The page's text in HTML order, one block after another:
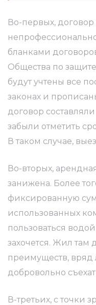
Во-первых,
бланками
Общества по
будут учтены все
законах и
договор
забыли отметить
В таком случае,
Во-вторых,
занижена. Более
фиксированную
использованных
пользоваться
захочется. Жил там
преимуществ, вряд
добровольно
В-третьих, с точки